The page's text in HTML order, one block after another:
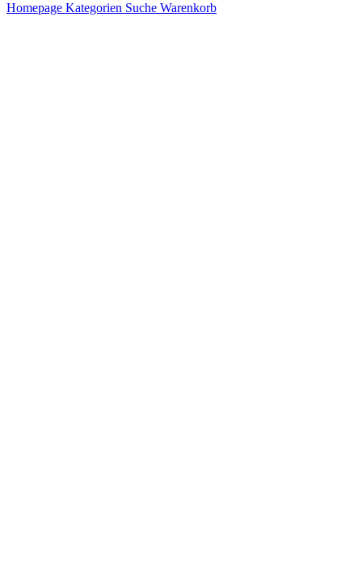
Homepage Kategorien Suche Warenkorb